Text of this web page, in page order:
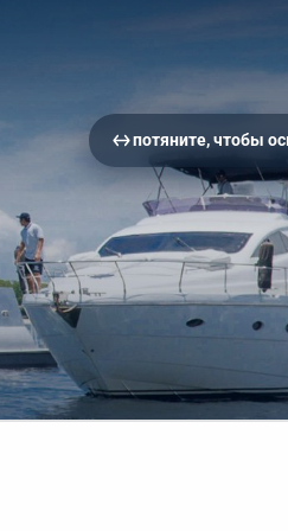
потяните, чтобы